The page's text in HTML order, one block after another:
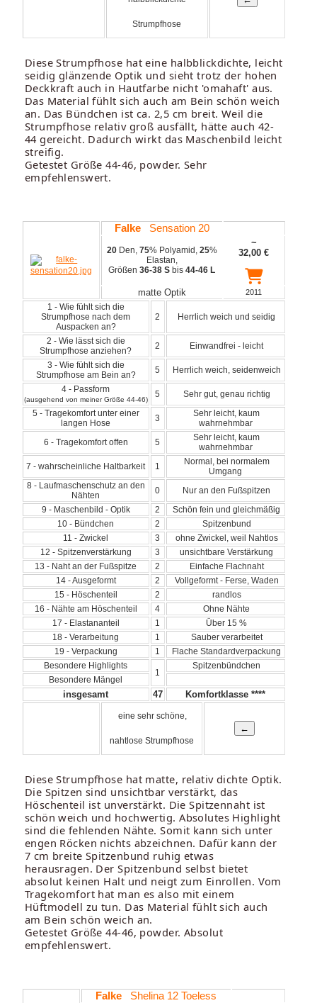
Strumpfhose
Diese Strumpfhose hat eine halbblickdichte, leicht
seidig glänzende Optik und sieht trotz der hohen
Deckkraft auch in Hautfarbe nicht 'omahaft' aus.
Das Material fühlt sich auch am Bein schön weich
an. Das Bündchen ist ca. 2,5 cm breit. Weil die
Strumpfhose relativ groß ausfällt, hätte auch 42-
44 gereicht. Dadurch wirkt das Maschenbild leicht
streifig.
Getestet Größe 44-46, powder. Sehr
empfehlenswert.
FalkeSensation 20
20Den, 75% Polyamid, 25%
Elastan,
Größen36-38 S bis44-46 L
~
32,00 €
matte Optik 2011
1 - Wie fühlt sich die
Strumpfhose nach dem
Auspacken an?
2 Herrlich weich und seidig
2 - Wie lässt sich die
Strumpfhose anziehen?
2
Einwandfrei - leicht
3 - Wie fühlt sich die
Strumpfhose am Bein an?
5
Herrlich weich, seidenweich
4 - Passform
(ausgehend von meiner Größe 44-46)
5
Sehr gut, genau richtig
5 - Tragekomfort unter einer
langen Hose
3
Sehr leicht, kaum
wahrnehmbar
6 - Tragekomfort offen
5
Sehr leicht, kaum
wahrnehmbar
7 - wahrscheinliche Haltbarkeit
1
Normal, bei normalem
Umgang
8 - Laufmaschenschutz an den
Nähten
0
Nur an den Fußspitzen
9 - Maschenbild - Optik
2
Schön fein und gleichmäßig
10 - Bündchen
2
Spitzenbund
11 - Zwickel
3
ohne Zwickel, weil Nahtlos
12 - Spitzenverstärkung
3
unsichtbare Verstärkung
13 - Naht an der Fußspitze
2
Einfache Flachnaht
14 - Ausgeformt
2
Vollgeformt - Ferse, Waden
15 - Höschenteil
2
randlos
16 - Nähte am Höschenteil
4
Ohne Nähte
17 - Elastananteil
1
Über 15 %
18 - Verarbeitung
1
Sauber verarbeitet
19 - Verpackung
1
Flache Standardverpackung
Besondere Highlights
1
Spitzenbündchen
Besondere Mängel
insgesamt 47 Komfortklasse ****
eine sehr schöne,
nahtlose Strumpfhose
Diese Strumpfhose hat matte, relativ dichte Optik.
Die Spitzen sind unsichtbar verstärkt, das
Höschenteil ist unverstärkt. Die Spitzennaht ist
schön weich und hochwertig. Absolutes Highlight
sind die fehlenden Nähte. Somit kann sich unter
engen Röcken nichts abzeichnen. Dafür kann der
7 cm breite Spitzenbund ruhig etwas
herausragen. Der Spitzenbund selbst bietet
absolut keinen Halt und neigt zum Einrollen. Vom
Tragekomfort hat man es also mit einem
Hüftmodell zu tun. Das Material fühlt sich auch
am Bein schön weich an.
Getestet Größe 44-46, powder. Absolut
empfehlenswert.
Falke Shelina 12 Toeless